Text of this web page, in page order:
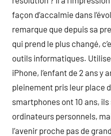
façon d’accalmie dans
remarque que depuis sa
qui prend le plus changé,
outils informatiques.
iPhone, l’enfant de 2 ans y
pleinement pris leur place
smartphones ont 10 ans,
ordinateurs personnels,
l’avenir proche pas de